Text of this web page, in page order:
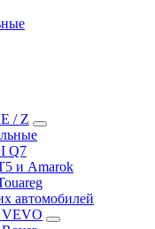
/ Z
Q7
и Amarok
автомобилей
VEVO